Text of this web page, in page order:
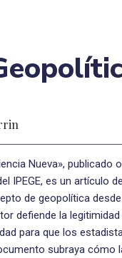
Nueva»,
IPEGE, es un artículo
de geopolítica
defiende la
para que los
subraya